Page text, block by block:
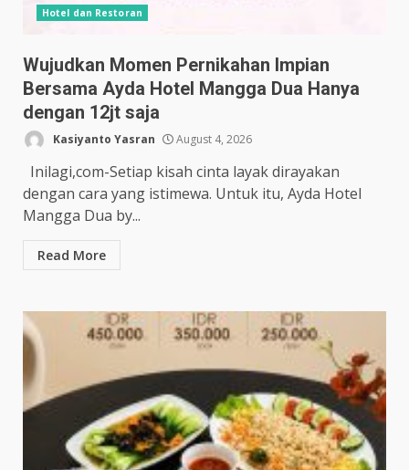
Hotel dan Restoran
Wujudkan Momen Pernikahan Impian
Bersama Ayda Hotel Mangga Dua Hanya
dengan 12jt saja
Kasiyanto Yasran August 4, 2026
Inilagi,com-Setiap kisah cinta layak dirayakan
dengan cara yang istimewa. Untuk itu, Ayda Hotel
Mangga Dua by...
Read More